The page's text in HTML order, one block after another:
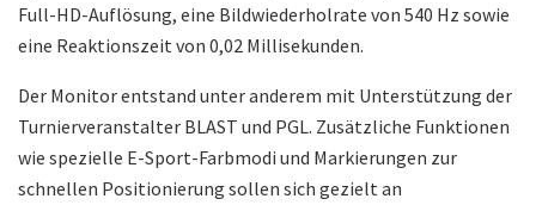
Full-HD-Auflösung, eine Bildwiederholrate von 540 Hz sowie
eine Reaktionszeit von 0,02 Millisekunden.
Der Monitor entstand unter anderem mit Unterstützung der
Turnierveranstalter BLAST und PGL. Zusätzliche Funktionen
wie spezielle E-Sport-Farbmodi und Markierungen zur
schnellen Positionierung sollen sich gezielt an